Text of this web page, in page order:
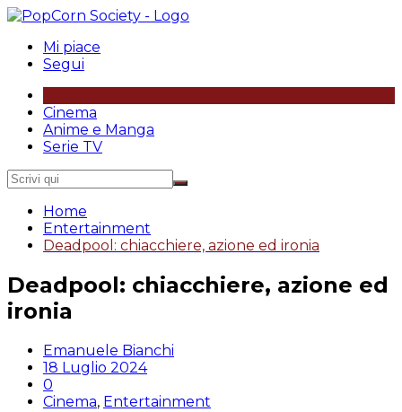
Salta
contenuto
Mi piace
Segui
Cinema
Anime e Manga
Serie TV
Home
Entertainment
Deadpool: chiacchiere, azione ed ironia
Deadpool: chiacchiere, azione ed
ironia
Emanuele Bianchi
18 Luglio 2024
0
Cinema, Entertainment